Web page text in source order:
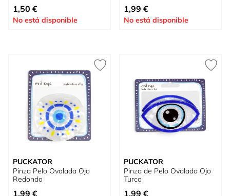
1,50 €
No está disponible
Tan bajo como
1,99 €
No está disponible
PUCKATOR
Pinza Pelo Ovalada Ojo
Redondo
1,99 €
PUCKATOR
Pinza de Pelo Ovalada Ojo
Turco
1,99 €